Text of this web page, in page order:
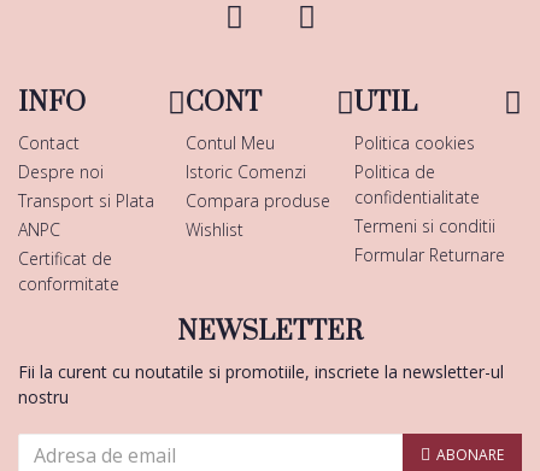
INFO
Contact
Despre noi
Transport si Plata
ANPC
Certificat de
conformitate
CONT
Contul Meu
Istoric Comenzi
Compara produse
Wishlist
UTIL
Politica cookies
Politica de
confidentialitate
Termeni si conditii
Formular Returnare
NEWSLETTER
Fii la curent cu noutatile si promotiile, inscriete la newsletter-ul
nostru
ABONARE